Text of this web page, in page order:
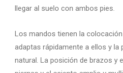
llegar al suelo con ambos pies.
Los mandos tienen la
adaptas rápidamente a ellos y
natural. La posición de brazos y